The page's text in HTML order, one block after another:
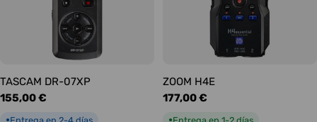
TASCAM DR-07XP
Precio
155,00 €
●
ZOOM H4E
Precio
177,00 €
●